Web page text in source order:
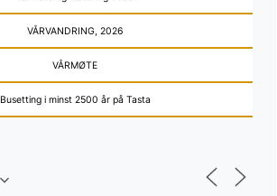
VÅRVANDRING, 2026
VÅRMØTE
Busetting i minst 2500 år på Tasta